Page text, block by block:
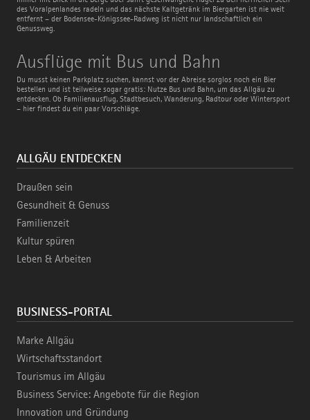
des Voralpenlandes radeln und das nächste Kaltgetränk im Biergarten ist nie weit
entfernt – der Bodensee-Königssee-Radweg ist nicht nur landschaftlich ein
Genussweg.
Ausflüge mit Bus und Bahn
Du musst keinen Parkplatz suchen, kannst vor der Abreise sorglos noch ein Bier
bestellen und ist teilweise sogar gratis: Nutze Bus und Bahn, um das Allgäu zu
entdecken. Ob Familienausflug, Stadtbesuch, Wanderung, Radtour oder Wintersport
– hier findest du ein paar Vorschläge.
Ausflüge
mit
Bus
und
Bahn
ALLGÄU ENTDECKEN
Draußen sein
Gesundheit & Genuss
Familienzeit
Kultur spüren
Leben & Arbeiten
BUSINESS-PORTAL
Marke Allgäu
Wirtschaftsstandort
Tourismus im Allgäu
Business Service: Angebote für die Region
Innovation und Gründung